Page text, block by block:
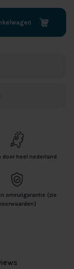
door heel nederland
omruilgarantie (zie